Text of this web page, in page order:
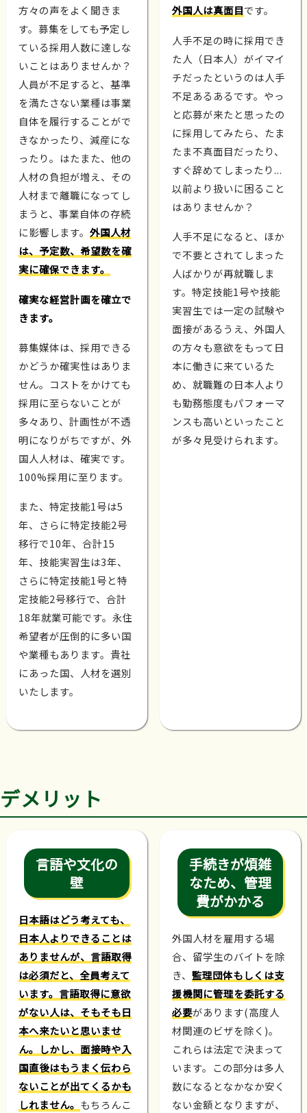
方々の声をよく聞きま
す。募集をしても予定し
ている採用人数に達しな
いことはありませんか？
人員が不足すると、基準
を満たさない業種は事業
自体を履行することがで
きなかったり、減産にな
ったり。はたまた、他の
人材の負担が増え、その
人材まで離職になってし
まうと、事業自体の存続
に影響します。 外国人材
は、予定数、希望数を確
実に確保できます。
確実な経営計画を確立で
きます。
募集媒体は、採用できる
かどうか確実性はありま
せん。コストをかけても
採用に至らないことが
多々あり、計画性が不透
明になりがちですが、外
国人人材は、確実です。
100%採用に至ります。
また、特定技能1号は5
年、さらに特定技能2号
移行で10年、合計15
年、技能実習生は3年、
さらに特定技能1号と特
定技能2号移行で、合計
18年就業可能です。永住
希望者が圧倒的に多い国
や業種もあります。貴社
にあった国、人材を選別
いたします。
外国人は真面目です。
人手不足の時に採用でき
た人（日本人）がイマイ
チだったというのは人手
不足あるあるです。やっ
と応募が来たと思ったの
に採用してみたら、たま
たま不真面目だったり、
すぐ辞めてしまったり...
以前より扱いに困ること
はありませんか？
人手不足になると、ほか
で不要とされてしまった
人ばかりが再就職しま
す。特定技能1号や技能
実習生では一定の試験や
面接があるうえ、外国人
の方々も意欲をもって日
本に働きに来ているた
め、就職難の日本人より
も勤務態度もパフォーマ
ンスも高いといったこと
が多々見受けられます。
デメリット
言語や文化の
壁
日本語はどう考えても、
日本人よりできることは
ありませんが、言語取得
は必須だと、全員考えて
います。言語取得に意欲
がない人は、そもそも日
本へ来たいと思いませ
ん。しかし、面接時や入
国直後はもうまく伝わら
ないことが出てくるかも
しれません。 もちろんこ
手続きが煩雑
なため、管理
費がかかる
外国人材を雇用する場
合、留学生のバイトを除
き、 監理団体もしくは支
援機関に管理を委託する
必要があります(高度人
材関連のビザを除く)。
これらは法定で決まって
います。この部分は多人
数になるとなかなか安く
ない金額となりますが、